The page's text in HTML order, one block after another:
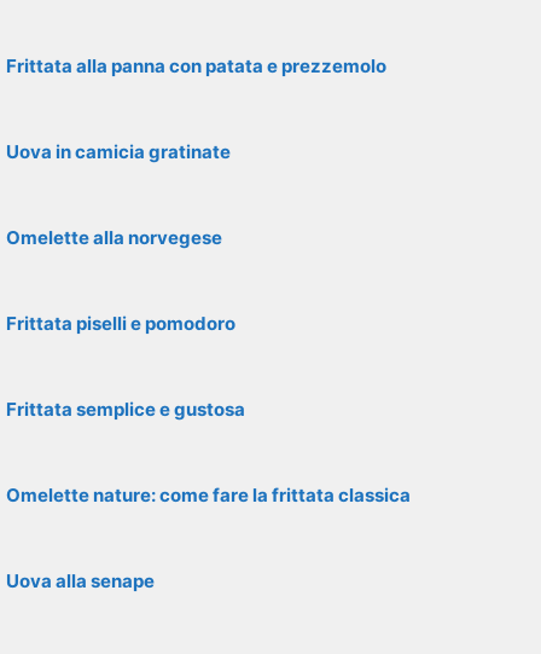
Frittata alla panna con patata e prezzemolo
Uova in camicia gratinate
Omelette alla norvegese
Frittata piselli e pomodoro
Frittata semplice e gustosa
Omelette nature: come fare la frittata classica
Uova alla senape